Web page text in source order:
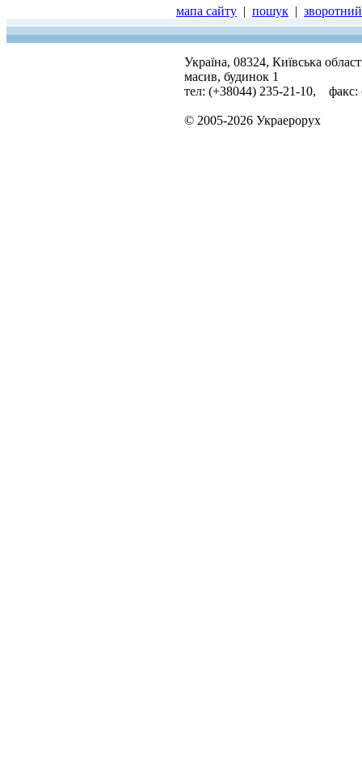
мапа сайту | пошук |
Україна, 08324, Київська
масив, будинок 1
тел: (+38044) 235-21-10, факс:
© 2005-2026 Украерорух